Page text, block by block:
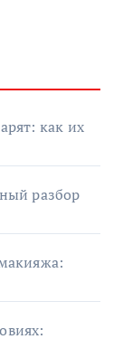
как их
разбор